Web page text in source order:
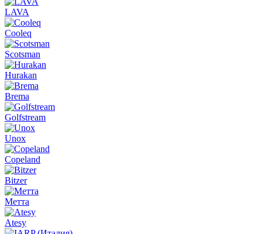
LAVA
Cooleq
Scotsman
Hurakan
Brema
Golfstream
Unox
Copeland
Bitzer
Метта
Atesy